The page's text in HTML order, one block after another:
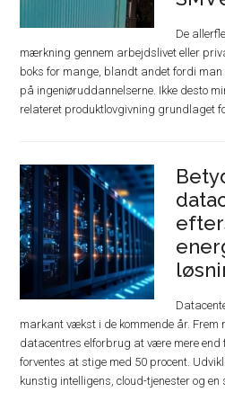
De
mærkning gennem arbejdslivet eller
boks for mange, blandt andet fordi
på ingeniøruddannelserne. Ikke desto
relateret produktlovgivning grundlaget
markant vækst i de kommende år. Frem
datacentres elforbrug at være mere
forventes at stige med 50 procent.
kunstig intelligens, cloud-tjenester og en